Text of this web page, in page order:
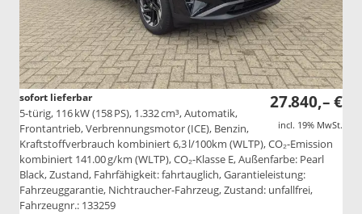
27.840,– €
incl. 19% MwSt.
sofort lieferbar
5-türig, 116 kW (158 PS), 1.332 cm³, Automatik,
Frontantrieb, Verbrennungsmotor (ICE), Benzin,
Kraftstoffverbrauch kombiniert 6,3 l/100km (WLTP), CO₂-Emission
kombiniert 141.00 g/km (WLTP), CO₂-Klasse E, Außenfarbe: Pearl
Black, Zustand, Fahrfähigkeit: fahrtauglich, Garantieleistung:
Fahrzeuggarantie, Nichtraucher-Fahrzeug, Zustand: unfallfrei,
Fahrzeugnr.: 133259